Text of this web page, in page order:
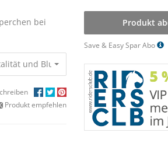
bei
und Blutbildung68,60 €59,98 €
Produkt empfehlen
Produkt
Save & Easy Spar Abo